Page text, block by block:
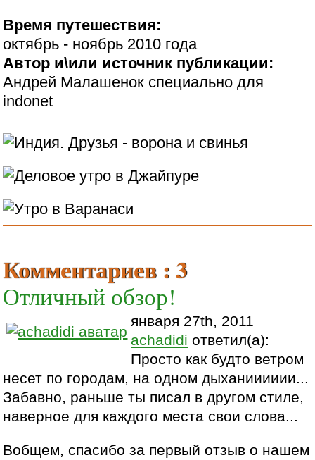
Время путешествия:
октябрь - ноябрь 2010 года
Автор и\или источник публикации:
Андрей Малашенок специально для
indonet
Комментариев : 3
Отличный обзор!
января 27th, 2011
achadidi ответил(а):
Просто как будто ветром
несет по городам, на одном дыханииииии...
Забавно, раньше ты писал в другом стиле,
наверное для каждого места свои слова...
Вобщем, спасибо за первый отзыв о нашем